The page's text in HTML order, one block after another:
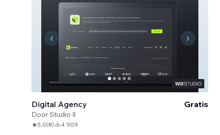
Digital Agency
DoorStudio Il
Gratis
5,0(8) 4.909